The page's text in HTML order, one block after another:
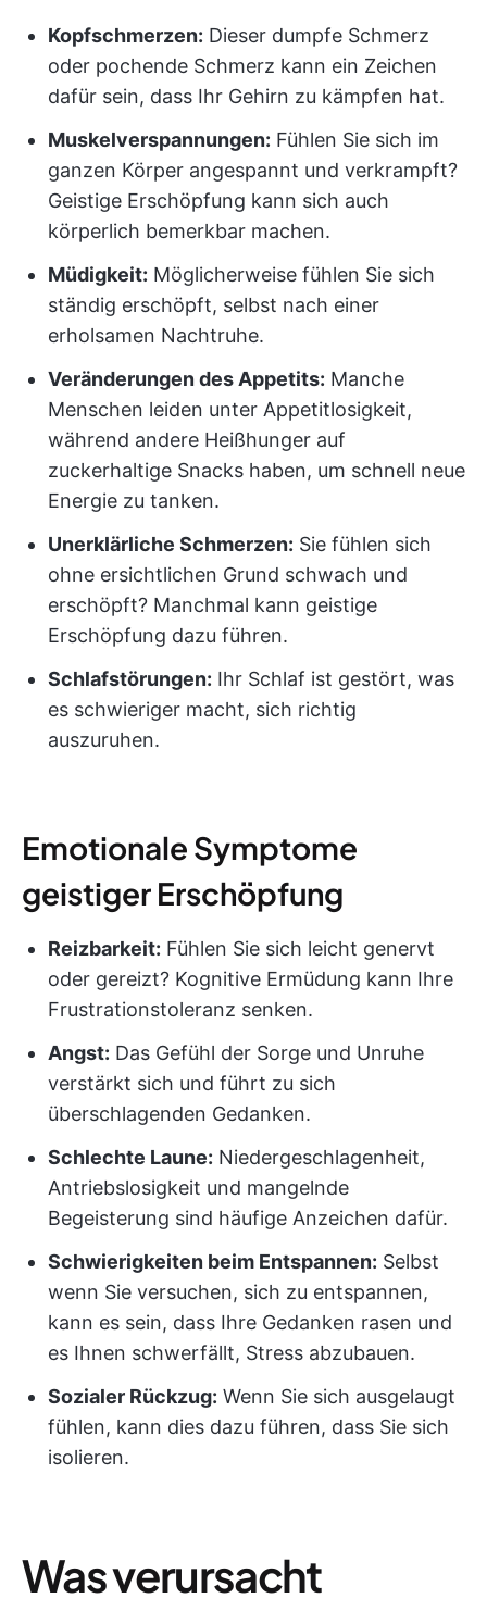
Kopfschmerzen: Dieser dumpfe Schmerz
oder pochende Schmerz kann ein Zeichen
dafür sein, dass Ihr Gehirn zu kämpfen hat.
Muskelverspannungen: Fühlen Sie sich im
ganzen Körper angespannt und verkrampft?
Geistige Erschöpfung kann sich auch
körperlich bemerkbar machen.
Müdigkeit: Möglicherweise fühlen Sie sich
ständig erschöpft, selbst nach einer
erholsamen Nachtruhe.
Veränderungen des Appetits: Manche
Menschen leiden unter Appetitlosigkeit,
während andere Heißhunger auf
zuckerhaltige Snacks haben, um schnell neue
Energie zu tanken.
Unerklärliche Schmerzen: Sie fühlen sich
ohne ersichtlichen Grund schwach und
erschöpft? Manchmal kann geistige
Erschöpfung dazu führen.
Schlafstörungen: Ihr Schlaf ist gestört, was
es schwieriger macht, sich richtig
auszuruhen.
Emotionale Symptome
geistiger Erschöpfung
Reizbarkeit: Fühlen Sie sich leicht genervt
oder gereizt? Kognitive Ermüdung kann Ihre
Frustrationstoleranz senken.
Angst: Das Gefühl der Sorge und Unruhe
verstärkt sich und führt zu sich
überschlagenden Gedanken.
Schlechte Laune: Niedergeschlagenheit,
Antriebslosigkeit und mangelnde
Begeisterung sind häufige Anzeichen dafür.
Schwierigkeiten beim Entspannen: Selbst
wenn Sie versuchen, sich zu entspannen,
kann es sein, dass Ihre Gedanken rasen und
es Ihnen schwerfällt, Stress abzubauen.
Sozialer Rückzug: Wenn Sie sich ausgelaugt
fühlen, kann dies dazu führen, dass Sie sich
isolieren.
Was verursacht